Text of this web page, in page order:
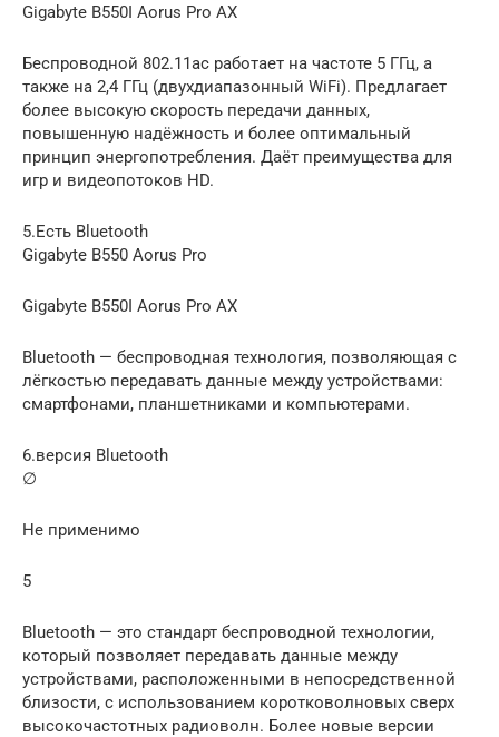
Gigabyte B550I Aorus Pro AX
Беспроводной 802.11ac работает на частоте 5 ГГц, а
также на 2,4 ГГц (двухдиапазонный WiFi). Предлагает
более высокую скорость передачи данных,
повышенную надёжность и более оптимальный
принцип энергопотребления. Даёт преимущества для
игр и видеопотоков HD.
5.Есть Bluetooth
Gigabyte B550 Aorus Pro
Gigabyte B550I Aorus Pro AX
Bluetooth — беспроводная технология, позволяющая с
лёгкостью передавать данные между устройствами:
смартфонами, планшетниками и компьютерами.
6.версия Bluetooth
∅
Не применимо
5
Bluetooth — это стандарт беспроводной технологии,
который позволяет передавать данные между
устройствами, расположенными в непосредственной
близости, с использованием коротковолновых сверх
высокочастотных радиоволн. Более новые версии